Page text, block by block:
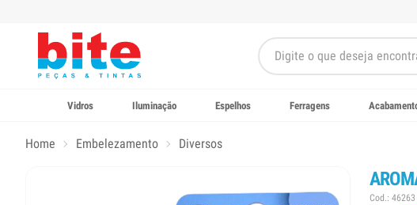
Vidros Iluminação Espelhos Ferragens
Home Embelezamento Diversos
Cod.: